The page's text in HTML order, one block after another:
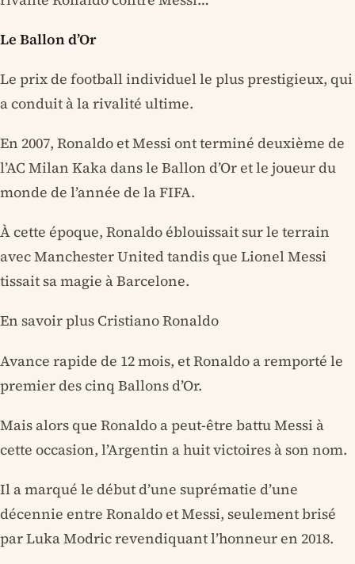
Le Ballon d’Or
Le prix de football individuel le plus prestigieux, qui
a conduit à la rivalité ultime.
En 2007, Ronaldo et Messi ont terminé deuxième de
l’AC Milan Kaka dans le Ballon d’Or et le joueur du
monde de l’année de la FIFA.
À cette époque, Ronaldo éblouissait sur le terrain
avec Manchester United tandis que Lionel Messi
tissait sa magie à Barcelone.
En savoir plus Cristiano Ronaldo
Avance rapide de 12 mois, et Ronaldo a remporté le
premier des cinq Ballons d’Or.
Mais alors que Ronaldo a peut-être battu Messi à
cette occasion, l’Argentin a huit victoires à son nom.
Il a marqué le début d’une suprématie d’une
décennie entre Ronaldo et Messi, seulement brisé
par Luka Modric revendiquant l’honneur en 2018.